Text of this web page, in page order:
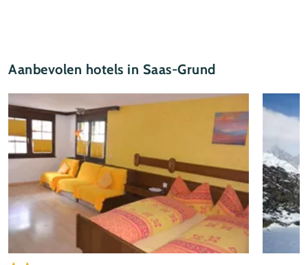
Aanbevolen hotels in Saas-Grund